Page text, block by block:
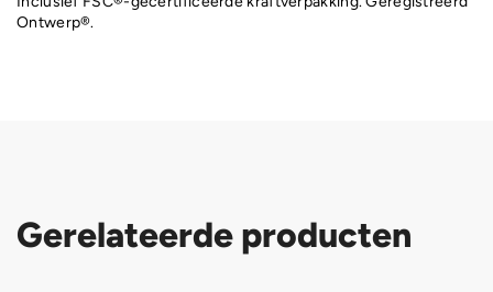
Ontwerp®.
Gerelateerde producten